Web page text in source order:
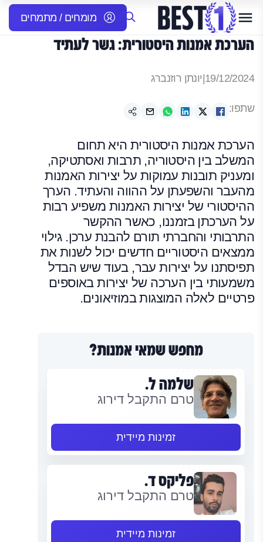
מומחים / מתמחים
הערכת אמנות היסטורית: גשר לעתיד
19/12/2024 יונתן רוזנברג
שתפו:
הערכת אמנות היסטורית היא תחום
המשלב בין היסטוריה, תרבות ואסתטיקה,
ומעניק תובנות עמוקות על יצירות האמנות
מהעבר והשפעתן על ההווה והעתיד. הערך
ההיסטורי של יצירות האמנות משפיע רבות
על הערכתן בזמננו, כאשר ההקשר
התרבותי והחברתי תורם להבנת ערכן. גילוי
ממצאים היסטוריים חדשים יכול לשנות את
תפיסתנו על יצירות עבר, בעוד שיש הבדל
משמעותי בין הערכה של יצירות באוספים
פרטיים לאלה המוצגות במוזיאונים.
מחפש שמאי אמנות?
שלמה ל.
טרם התקבל דירוג
זמינות מיידית
פליקס ד.
טרם התקבל דירוג
זמינות מיידית